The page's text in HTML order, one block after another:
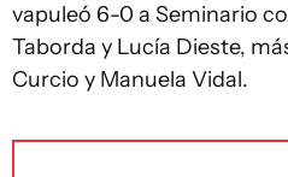
vapuleó 6-0 a Seminario
Taborda y Lucía Dieste,
Curcio y Manuela Vidal.